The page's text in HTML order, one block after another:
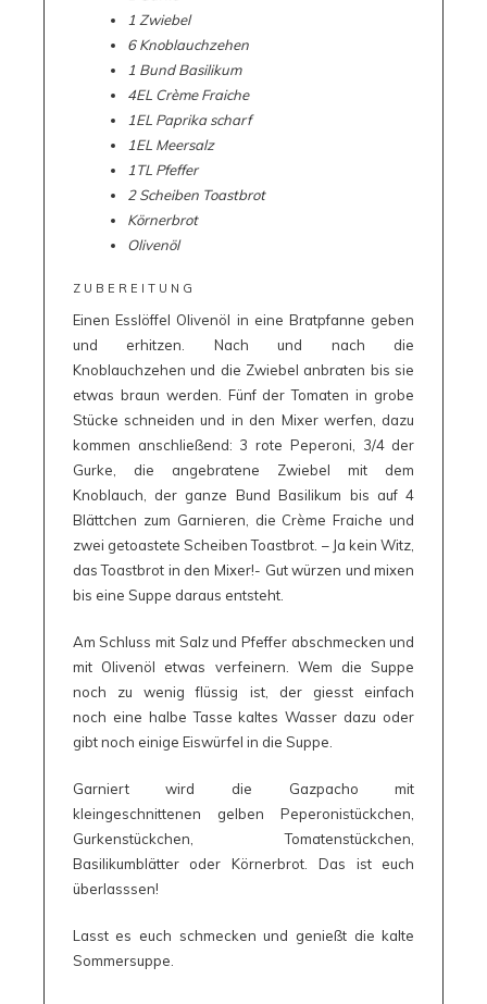
1 Zwiebel
6 Knoblauchzehen
1 Bund Basilikum
4EL Crème Fraiche
1EL Paprika scharf
1EL Meersalz
1TL Pfeffer
2 Scheiben Toastbrot
Körnerbrot
Olivenöl
ZUBEREITUNG
Einen Esslöffel Olivenöl in eine Bratpfanne geben
und erhitzen. Nach und nach die
Knoblauchzehen und die Zwiebel anbraten bis sie
etwas braun werden. Fünf der Tomaten in grobe
Stücke schneiden und in den Mixer werfen, dazu
kommen anschließend: 3 rote Peperoni, 3/4 der
Gurke, die angebratene Zwiebel mit dem
Knoblauch, der ganze Bund Basilikum bis auf 4
Blättchen zum Garnieren, die Crème Fraiche und
zwei getoastete Scheiben Toastbrot. – Ja kein Witz,
das Toastbrot in den Mixer!- Gut würzen und mixen
bis eine Suppe daraus entsteht.
Am Schluss mit Salz und Pfeffer abschmecken und
mit Olivenöl etwas verfeinern. Wem die Suppe
noch zu wenig flüssig ist, der giesst einfach
noch eine halbe Tasse kaltes Wasser dazu oder
gibt noch einige Eiswürfel in die Suppe.
Garniert wird die Gazpacho mit
kleingeschnittenen gelben Peperonistückchen,
Gurkenstückchen, Tomatenstückchen,
Basilikumblätter oder Körnerbrot. Das ist euch
überlasssen!
Lasst es euch schmecken und genießt die kalte
Sommersuppe.